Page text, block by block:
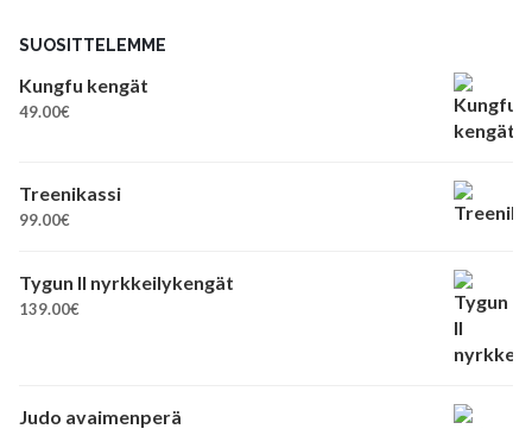
SUOSITTELEMME
Kungfu kengät
49.00€
Treenikassi
99.00€
Tygun II nyrkkeilykengät
139.00€
Judo avaimenperä